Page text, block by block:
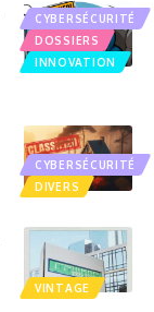
CYBERSÉCURITÉ
DOSSIERS
INNOVATION
CYBERSÉCURITÉ
DIVERS
VINTAGE